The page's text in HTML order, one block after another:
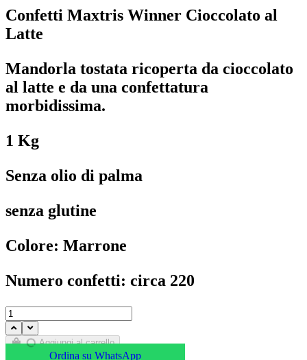
Confetti Maxtris Winner Cioccolato al
Latte
Mandorla tostata ricoperta da cioccolato
al latte e da una confettatura
morbidissima.
1 Kg
Senza olio di palma
senza glutine
Colore: Marrone
Numero confetti: circa 220
Aggiungi al carrello
Ordina su WhatsApp